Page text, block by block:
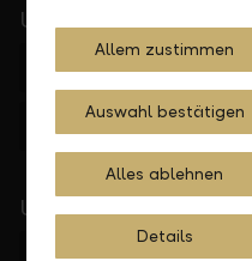
Unser Standort in Wien
+43
Unsere Standorte in
Getreidegasse
Allem zustimmen
Auswahl bestätigen
Alles ablehnen
Details